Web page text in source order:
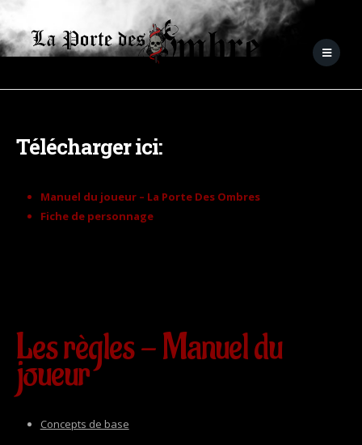
Télécharger ici:
Manuel du joueur – La Porte Des Ombres
Fiche de personnage
Les règles - Manuel du
joueur
Concepts de base